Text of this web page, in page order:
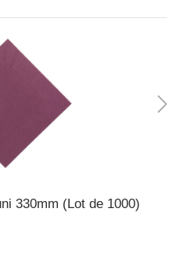
330mm (Lot de 1000)